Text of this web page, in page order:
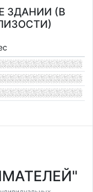
ЗДАНИИ (В